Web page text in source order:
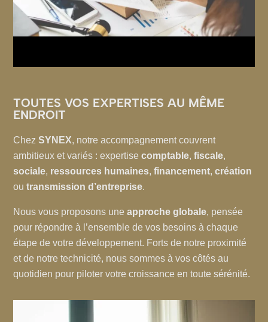
TOUTES VOS EXPERTISES AU MÊME
ENDROIT
ChezSYNEX, notre accompagnement couvrent
ambitieux et variés : expertisecomptable,fiscale,
sociale, ressources humaines,financement,création
outransmission d’entreprise.
Nous vous proposons uneapproche globale, pensée
pour répondre à l’ensemble de vos besoins à chaque
étape de votre développement. Forts de notre proximité
et de notre technicité, nous sommes à vos côtés au
quotidien pour piloter votre croissance en toute sérénité.